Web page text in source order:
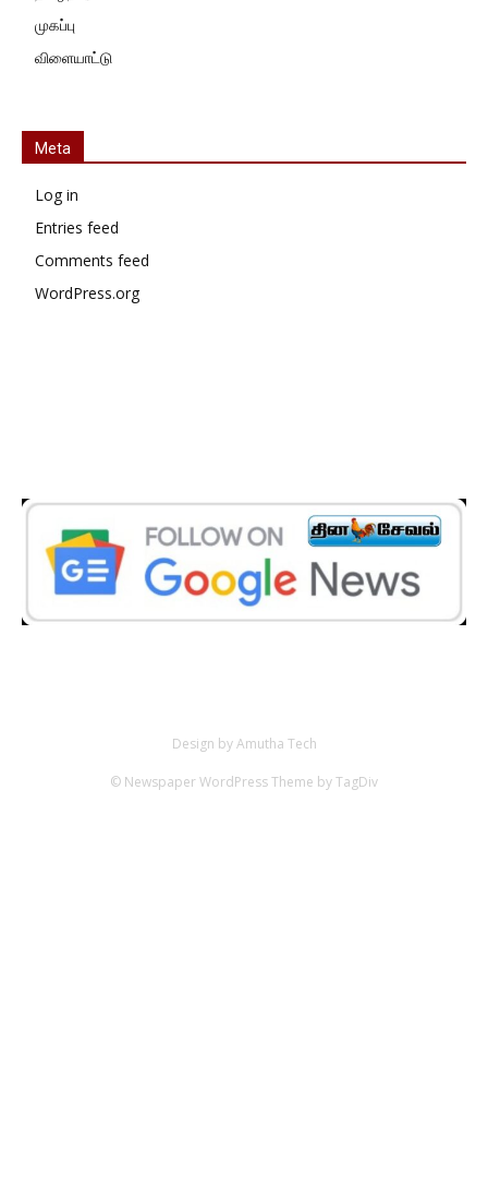
முகப்பு
விளையாட்டு
Meta
Log in
Entries feed
Comments feed
WordPress.org
Design by Amutha Tech
© Newspaper WordPress Theme by TagDiv